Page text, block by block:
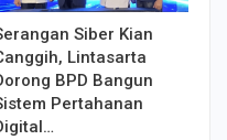
Siber Kian
Lintasarta
BPD Bangun
Pertahanan